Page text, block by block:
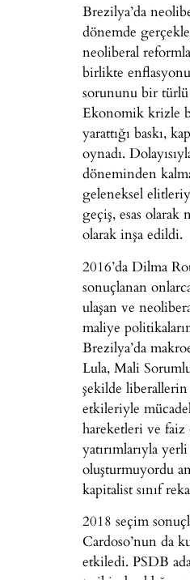
Brezilya’da
dönemde
neoliberal
birlikte
sorununu bir
Ekonomik krizle
yarattığı baskı,
oynadı.
döneminden
geleneksel
geçiş, esas olarak
olarak inşa edildi.
2016’da Dilma
sonuçlanan
ulaşan ve
maliye
Brezilya’da
Lula, Mali
şekilde
etkileriyle
hareketleri ve faiz
yatırımlarıyla
oluşturmuyordu
kapitalist sınıf
2018 seçim
Cardoso’nun da
etkiledi. PSDB